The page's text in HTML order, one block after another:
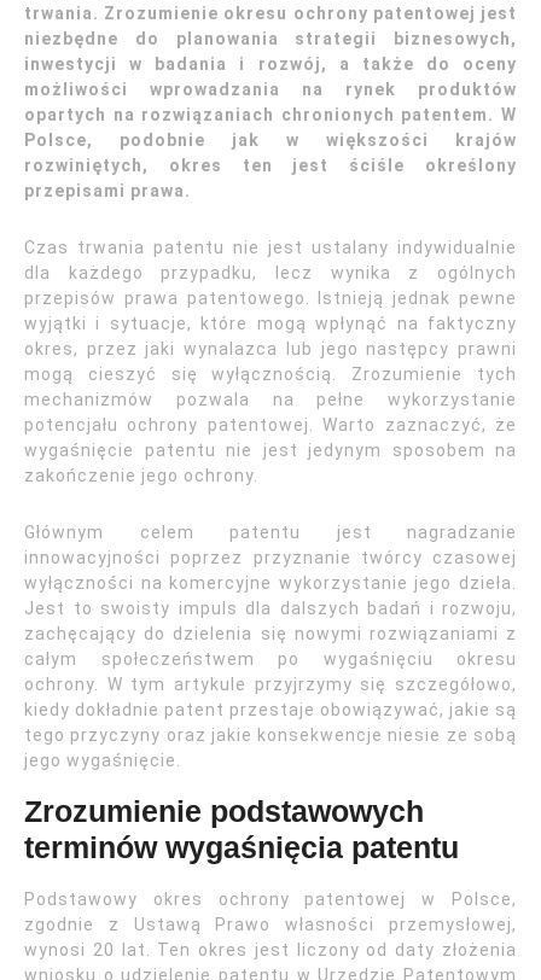
trwania. Zrozumienie okresu ochrony patentowej jest
niezbędne do planowania strategii biznesowych,
inwestycji w badania i rozwój, a także do oceny
możliwości wprowadzania na rynek produktów
opartych na rozwiązaniach chronionych patentem. W
Polsce, podobnie jak w większości krajów
rozwiniętych, okres ten jest ściśle określony
przepisami prawa.
Czas trwania patentu nie jest ustalany indywidualnie
dla każdego przypadku, lecz wynika z ogólnych
przepisów prawa patentowego. Istnieją jednak pewne
wyjątki i sytuacje, które mogą wpłynąć na faktyczny
okres, przez jaki wynalazca lub jego następcy prawni
mogą cieszyć się wyłącznością. Zrozumienie tych
mechanizmów pozwala na pełne wykorzystanie
potencjału ochrony patentowej. Warto zaznaczyć, że
wygaśnięcie patentu nie jest jedynym sposobem na
zakończenie jego ochrony.
Głównym celem patentu jest nagradzanie
innowacyjności poprzez przyznanie twórcy czasowej
wyłączności na komercyjne wykorzystanie jego dzieła.
Jest to swoisty impuls dla dalszych badań i rozwoju,
zachęcający do dzielenia się nowymi rozwiązaniami z
całym społeczeństwem po wygaśnięciu okresu
ochrony. W tym artykule przyjrzymy się szczegółowo,
kiedy dokładnie patent przestaje obowiązywać, jakie są
tego przyczyny oraz jakie konsekwencje niesie ze sobą
jego wygaśnięcie.
Zrozumienie podstawowych
terminów wygaśnięcia patentu
Podstawowy okres ochrony patentowej w Polsce,
zgodnie z Ustawą Prawo własności przemysłowej,
wynosi 20 lat. Ten okres jest liczony od daty złożenia
wniosku o udzielenie patentu w Urzędzie Patentowym